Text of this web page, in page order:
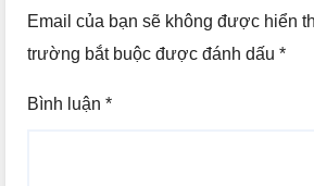
Email của bạn sẽ không được hiển
trường bắt buộc được đánh dấu *
Bình luận *